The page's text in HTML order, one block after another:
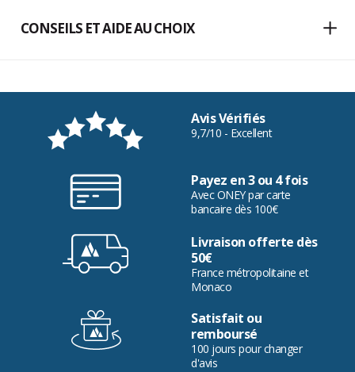
CONSEILS ET AIDE AU CHOIX
Avis Vérifiés
9,7/10 - Excellent
Payez en 3 ou 4 fois
Avec ONEY par carte
bancaire dès 100€
Livraison offerte dès
50€
France métropolitaine et
Monaco
Satisfait ou
remboursé
100 jours pour changer
d'avis